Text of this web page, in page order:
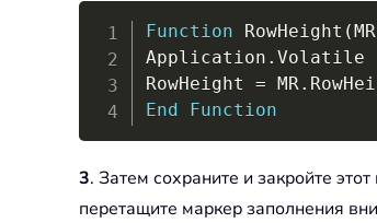
Function RowHeight ( MR
Application . Volatile
RowHeight = MR.
End
Function
3. Затем сохраните и закройте
перетащите маркер заполнения